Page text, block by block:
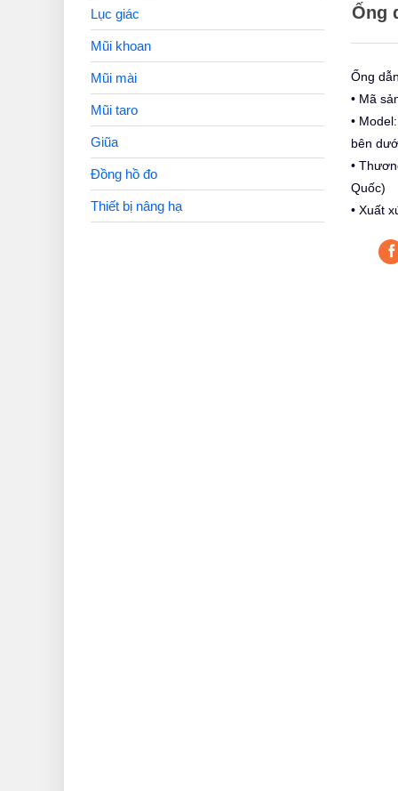
Ống
Ống
• Mã
•
bên
•
Quốc)
• Xuất
Lục giác
Mũi khoan
Mũi mài
Mũi taro
Giũa
Đồng hồ đo
Thiết bị nâng hạ